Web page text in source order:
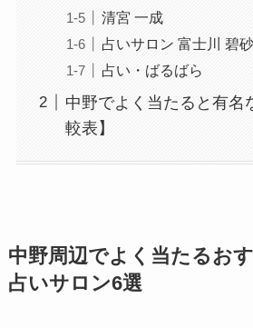
清宮 一成
占いサロン 富士川 碧砂
占い・ばるばら
中野でよく当たると有名
較表】
中野周辺でよく当たるお
占いサロン6選